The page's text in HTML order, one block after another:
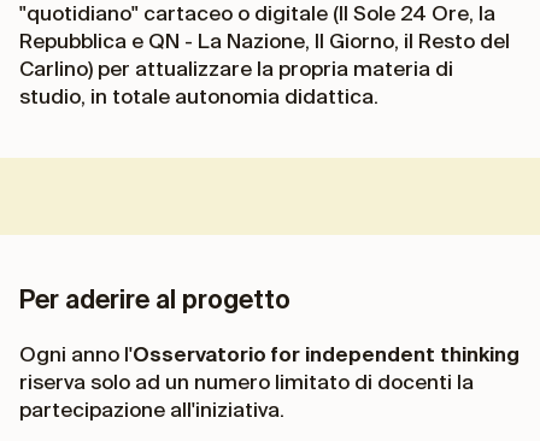
"quotidiano" cartaceo o digitale (Il Sole 24 Ore, la
Repubblica e QN - La Nazione, Il Giorno, il Resto del
Carlino) per attualizzare la propria materia di
studio, in totale autonomia didattica.
Per aderire al progetto
Ogni anno l'Osservatorio for independent thinking
riserva solo ad un numero limitato di docenti la
partecipazione all'iniziativa.